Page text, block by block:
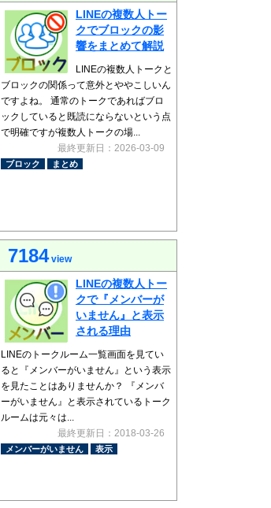
LINEの複数人トー
クでブロックの影
響をまとめて解説
LINEの複数人トークと
ブロックの関係って意外とややこしいん
ですよね。 通常のトークであればブロ
ックしていると既読にならないという点
で明確ですが複数人トークの場...
最終更新日：2026-03-09
ブロック まとめ
7184view
LINEの複数人トー
クで『メンバーが
いません』と表示
される理由
LINEのトークルーム一覧画面を見てい
ると『メンバーがいません』という表示
を見たことはありませんか？ 『メンバ
ーがいません』と表示されているトーク
ルームは元々は...
最終更新日：2018-03-26
メンバーがいません 表示